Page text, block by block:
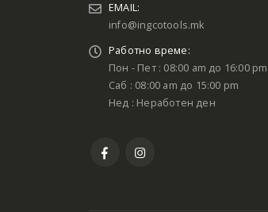
EMAIL:
info@ingcotools.mk
Работно време:
Пон - Пет : 08:00 am до 16:00 pm
Саб : 08:00 am до 15:00 pm
Нед : Неработен ден